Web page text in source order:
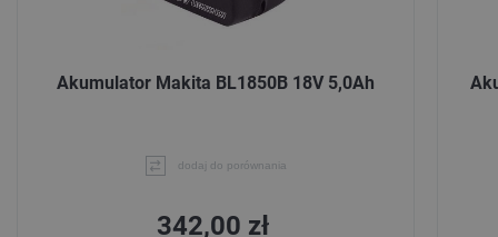
Akumulator Makita BL1850B 18V 5,0Ah
dodaj do porównania
342,00 zł